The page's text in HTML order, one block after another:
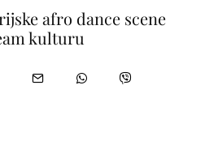
afro dance scene
kulturu